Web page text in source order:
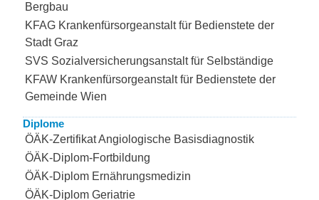
Bergbau
KFAG Krankenfürsorgeanstalt für Bedienstete der
Stadt Graz
SVS Sozialversicherungsanstalt für Selbständige
KFAW Krankenfürsorgeanstalt für Bedienstete der
Gemeinde Wien
Diplome
ÖÄK-Zertifikat Angiologische Basisdiagnostik
ÖÄK-Diplom-Fortbildung
ÖÄK-Diplom Ernährungsmedizin
ÖÄK-Diplom Geriatrie